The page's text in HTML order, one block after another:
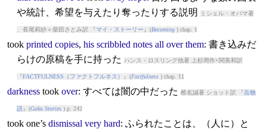
や統計、希望を与えたり奪ったりする説明
ミシェル・オバマ著
、長尾莉紗＋柴田さとみ訳 『マイ・ストーリー 』(Becoming) chap. 1
took printed copies, his scribbled notes all over them: 書き込みだ
らけの原稿を手に持った
ハンス・ロスリング他著 上杉周作+関美和訳
『FACTFULNESS（ファクトフルネス） 』(Factfulness) chap. 11
darkness took over: すべては闇の中だった 椎名誠著 ショット訳 『岳物
語』(Gaku Stories) p. 242
tookone’s dismissal very hard: ふられたことは、（人に）と